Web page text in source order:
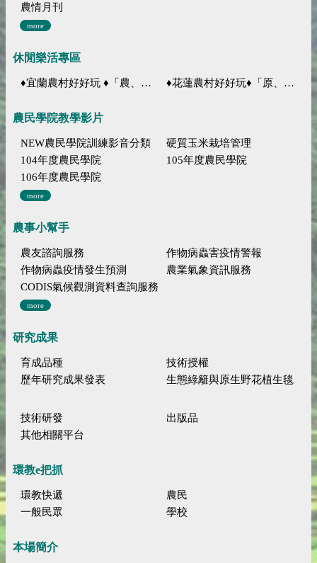
農情月刊
more
休閒樂活專區
♦宜蘭農村好好玩 ♦「農、藝、山、水」四條遊程推薦 ♦花蓮農村好好玩♦「原、生、慢、活」四條遊程推薦
農民學院教學影片
NEW農民學院訓練影音分類
硬質玉米栽培管理
104年度農民學院
105年度農民學院
106年度農民學院
more
農事小幫手
農友諮詢服務
作物病蟲害疫情警報
作物病蟲疫情發生預測
農業氣象資訊服務
CODIS氣候觀測資料查詢服務
more
研究成果
育成品種
技術授權
歷年研究成果發表
生態綠籬與原生野花植生毯
技術研發
出版品
其他相關平台
環教e把抓
環教快遞
農民
一般民眾
學校
本場簡介